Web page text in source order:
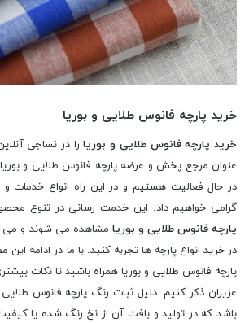
خرید پارچه فانوس طلایی و بوریا
خرید پارچه فانوس طلایی و بوریارا در نساجی
عنوان مرجع پخش و عرضه پارچه فانوس طلایی و بوریا
در حال فعالیت هستیم و در این راه انواع خدمات و
گرامی خواهیم داد. این خدمت رسانی در تنوع
پارچه فانوس طلایی و بوریا مشاهده می شوند و می
در خرید انواع پارچه ها تجربه کنید. با ما در ادامه
پارچه فانوس طلایی و بوریا همراه باشید تا نکات
عزیزان ذکر کنیم. دلیل ثبات رنگ پارچه فانوس
باشد که در تولید و بافت آن از نخ رنگ شده یا